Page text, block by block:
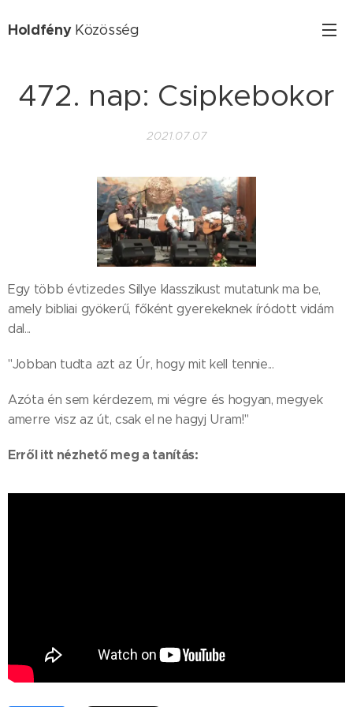
HoldfényKözösség
472. nap: Csipkebokor
2021.07.07
Egy több évtizedes Sillye klasszikust mutatunk ma be,
amely bibliai gyökerű, főként gyerekeknek íródott vidám
dal...
"Jobban tudta azt az Úr, hogy mit kell tennie...
Azóta én sem kérdezem, mi végre és hogyan, megyek
amerre visz az út, csak el ne hagyj Uram!"
Erről itt nézhető meg a tanítás: